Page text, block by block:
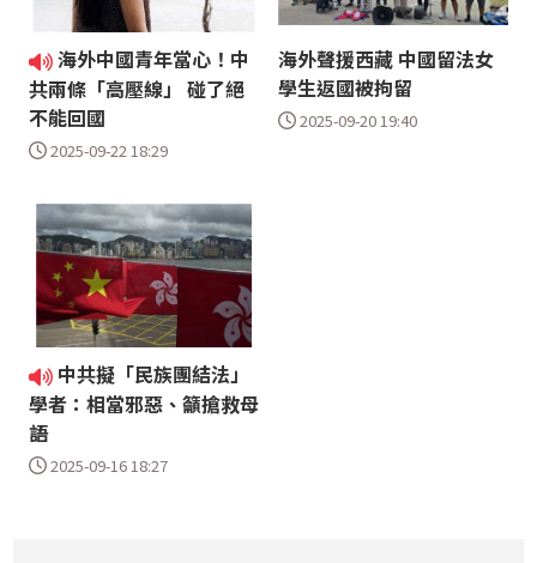
海外中國青年當心！中
共兩條「高壓線」 碰了絕
不能回國
2025-09-22 18:29
海外聲援西藏 中國留法女
學生返國被拘留
2025-09-20 19:40
中共擬「民族團結法」
學者：相當邪惡、籲搶救母
語
2025-09-16 18:27